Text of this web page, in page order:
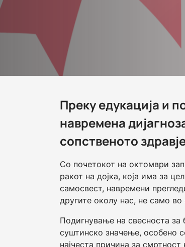
Преку едукација и
навремена
сопственото
Со почетокот на октомври
ракот на дојка, која има за
самосвест, навремени
другите околу нас, не само
Подигнување на свесноста
суштинско значење, особено
најчеста причина за